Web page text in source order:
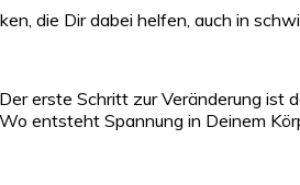
die Dir dabei helfen, auch in
erste Schritt zur Veränderung ist
entsteht Spannung in Deinem